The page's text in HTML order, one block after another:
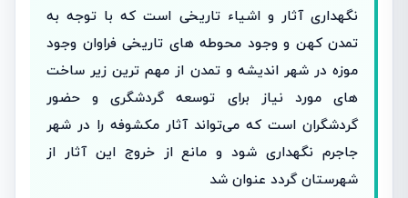
نگهداری آثار و اشیاء تاریخی است که با توجه به
تمدن کهن و وجود محوطه های تاریخی فراوان وجود
موزه در شهر اندیشه و تمدن از مهم ترین زیر ساخت
های مورد نیاز برای توسعه گردشگری و حضور
گردشگران است که می‌تواند آثار مکشوفه را در شهر
جاجرم نگهداری شود و مانع از خروج این آثار از
شهرستان گردد عنوان شد